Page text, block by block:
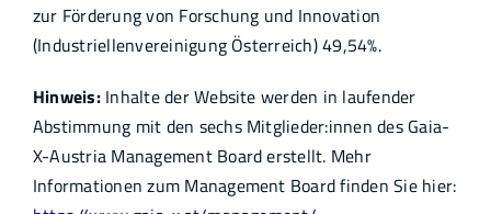
zur Förderung von Forschung und Innovation
(Industriellenvereinigung Österreich) 49,54%.
Hinweis:Inhalte der Website werden in laufender
Abstimmung mit den sechs Mitglieder:innen des Gaia-
X-Austria Management Board erstellt. Mehr
Informationen zum Management Board finden Sie hier: